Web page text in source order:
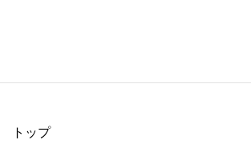
トップ